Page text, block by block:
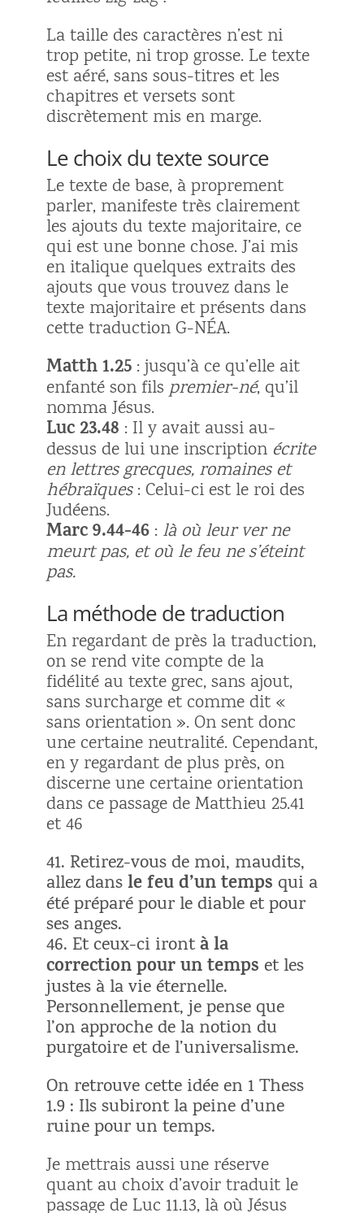
La taille des caractères n’est ni
trop petite, ni trop grosse. Le texte
est aéré, sans sous-titres et les
chapitres et versets sont
discrètement mis en marge.
Le choix du texte source
Le texte de base, à proprement
parler, manifeste très clairement
les ajouts du texte majoritaire, ce
qui est une bonne chose. J’ai mis
en italique quelques extraits des
ajouts que vous trouvez dans le
texte majoritaire et présents dans
cette traduction G-NÉA.
Matth 1.25: jusqu’à ce qu’elle ait
enfanté son fils premier-né, qu’il
nomma Jésus.
Luc 23.48 : Il y avait aussi au-
dessus de lui une inscription écrite
en lettres grecques, romaines et
hébraïques: Celui-ci est le roi des
Judéens.
Marc 9.44-46: là où leur ver ne
meurt pas, et où le feu ne s’éteint
pas.
La méthode de traduction
En regardant de près la traduction,
on se rend vite compte de la
fidélité au texte grec, sans ajout,
sans surcharge et comme dit «
sans orientation ». On sent donc
une certaine neutralité. Cependant,
en y regardant de plus près, on
discerne une certaine orientation
dans ce passage de Matthieu 25.41
et 46
41. Retirez-vous de moi, maudits,
allez dansle feu d’un temps qui a
été préparé pour le diable et pour
ses anges.
46. Et ceux-ci irontà la
correction pour un temps et les
justes à la vie éternelle.
Personnellement, je pense que
l’on approche de la notion du
purgatoire et de l’universalisme.
On retrouve cette idée en 1 Thess
1.9 : Ils subiront la peine d’une
ruine pour un temps.
Je mettrais aussi une réserve
quant au choix d’avoir traduit le
passage de Luc 11.13, là où Jésus